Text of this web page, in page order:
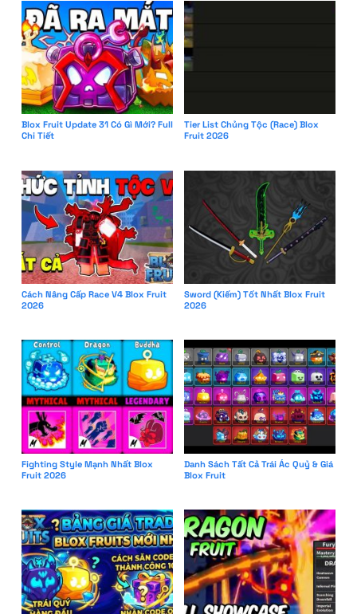
Blox Fruit Update 31 Có Gì Mới? Full
Chi Tiết
Tier List Chủng Tộc (Race) Blox
Fruit 2026
Cách Nâng Cấp Race V4 Blox Fruit
2026
Sword (Kiếm) Tốt Nhất Blox Fruit
2026
Fighting Style Mạnh Nhất Blox
Fruit 2026
Danh Sách Tất Cả Trái Ác Quỷ & Giá
Blox Fruit